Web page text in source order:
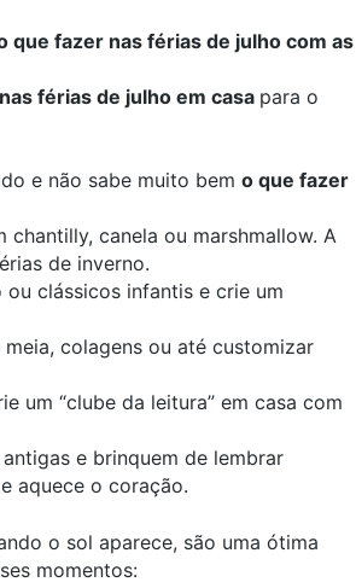
que fazer nas férias de julho com as
férias de julho em casa para o
e não sabe muito bem o que fazer
canela ou marshmallow. A
de inverno.
clássicos infantis e crie um
colagens ou até customizar
um “clube da leitura” em casa com
e brinquem de lembrar
aquece o coração.
o sol aparece, são uma ótima
momentos: